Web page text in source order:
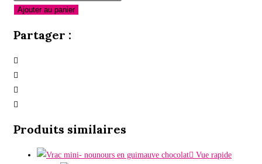
de
chocolat
Ajouter au panier
Partager :
Produits similaires
Vue rapide